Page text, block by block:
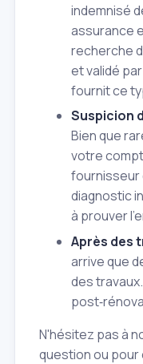
indemnisé
assurance
recherche
et validé
fournit ce
Suspicion
Bien que
votre
fournisseur
diagnostic
à prouver
Après des
arrive que
des
N'hésitez pas à
question ou pour